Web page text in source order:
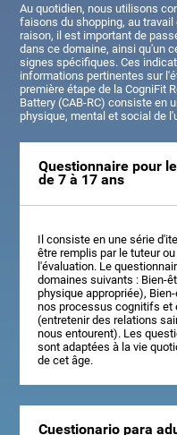
Au quotidien, nous utilisons
faisons du shopping, au
raison, il est important de
dans ce domaine, ainsi qu'un
signes spécifiques. Ces
informations pertinentes sur
première étape de la CogniFit
Battery (CAB-RC) consiste en
physique, mental et social de
Questionnaire pour
de 7 à 17 ans
Il consiste en une série
être remplis par le tuteur
l'évaluation. Le
domaines suivants : Bien-
physique appropriée),
nos processus cognitifs et
(entretenir des relations
nous entourent). Les
sont adaptées à la vie
de cet âge.
Cuestionario para